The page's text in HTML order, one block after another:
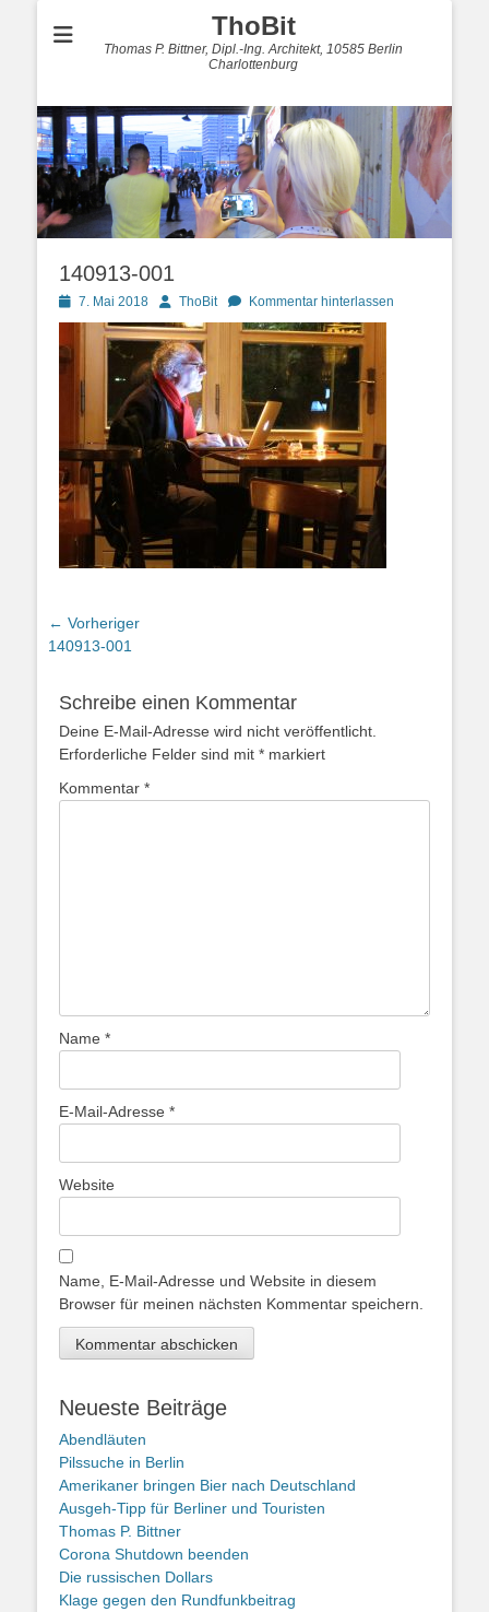
ThoBit
Thomas P. Bittner, Dipl.-Ing. Architekt, 10585 Berlin
Charlottenburg
140913-001
Posted
on
7. Mai 2018 AutorThoBit Kommentar hinterlassen
Beitragsnavigation
← Vorheriger
Vorheriger
140913-001
Schreibe einen Kommentar
Deine E-Mail-Adresse wird nicht veröffentlicht.
Erforderliche Felder sind mit * markiert
Kommentar *
Name *
E-Mail-Adresse *
Website
Name, E-Mail-Adresse und Website in diesem
Browser für meinen nächsten Kommentar speichern.
Neueste Beiträge
Abendläuten
Pilssuche in Berlin
Amerikaner bringen Bier nach Deutschland
Ausgeh-Tipp für Berliner und Touristen
Thomas P. Bittner
Corona Shutdown beenden
Die russischen Dollars
Klage gegen den Rundfunkbeitrag